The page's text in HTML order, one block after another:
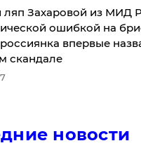
Захаровой из МИД
ошибкой на
впервые
скандале
новости